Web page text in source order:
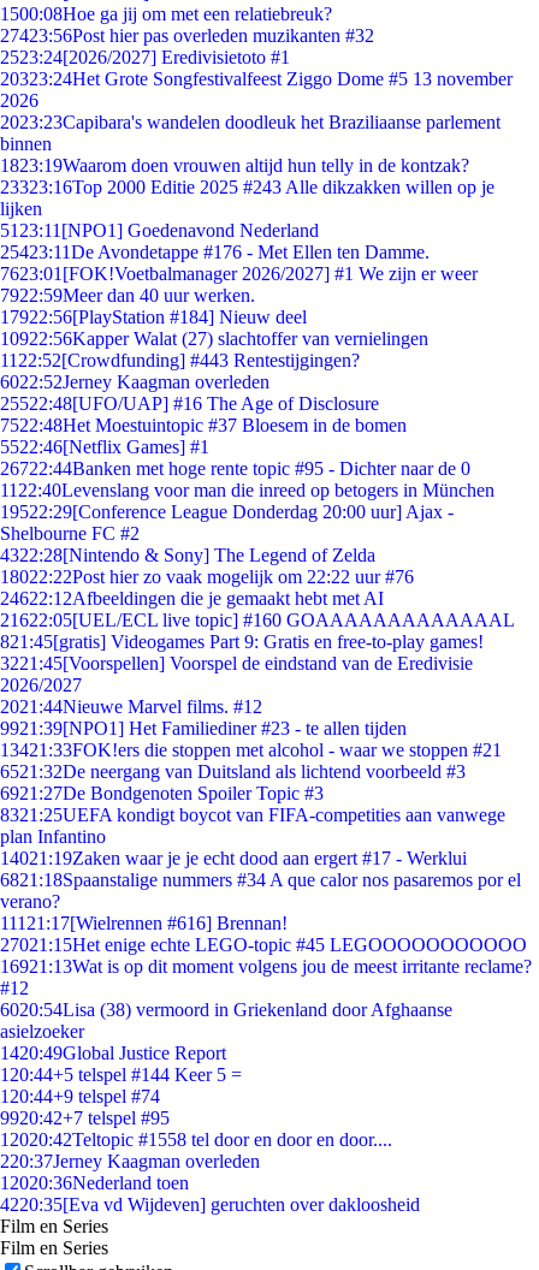
1500:08Hoe ga jij om met een relatiebreuk?
27423:56Post hier pas overleden muzikanten #32
2523:24[2026/2027] Eredivisietoto #1
20323:24Het Grote Songfestivalfeest Ziggo Dome #5 13 november
2026
2023:23Capibara's wandelen doodleuk het Braziliaanse parlement
binnen
1823:19Waarom doen vrouwen altijd hun telly in de kontzak?
23323:16Top 2000 Editie 2025 #243 Alle dikzakken willen op je
lijken
51 23:11 [NPO1] Goedenavond Nederland
25423:11De Avondetappe #176 - Met Ellen ten Damme.
7623:01 [FOK!Voetbalmanager 2026/2027] #1 We zijn er weer
7922:59Meer dan 40 uur werken.
17922:56[PlayStation #184] Nieuw deel
10922:56Kapper Walat (27) slachtoffer van vernielingen
11 22:52[Crowdfunding] #443 Rentestijgingen?
6022:52Jerney Kaagman overleden
25522:48[UFO/UAP] #16 The Age of Disclosure
7522:48Het Moestuintopic #37 Bloesem in de bomen
5522:46[Netflix Games] #1
26722:44Banken met hoge rente topic #95 - Dichter naar de 0
11 22:40Levenslang voor man die inreed op betogers in München
19522:29[Conference League Donderdag 20:00 uur] Ajax -
Shelbourne FC #2
4322:28[Nintendo & Sony] The Legend of Zelda
18022:22Post hier zo vaak mogelijk om 22:22 uur #76
24622:12Afbeeldingen die je gemaakt hebt met AI
21622:05[UEL/ECL live topic] #160 GOAAAAAAAAAAAAAL
821:45[gratis] Videogames Part 9: Gratis en free-to-play games!
3221:45[Voorspellen] Voorspel de eindstand van de Eredivisie
2026/2027
2021:44Nieuwe Marvel films. #12
9921:39[NPO1] Het Familiediner #23 - te allen tijden
13421:33FOK!ers die stoppen met alcohol - waar we stoppen #21
6521:32De neergang van Duitsland als lichtend voorbeeld #3
6921:27De Bondgenoten Spoiler Topic #3
8321:25UEFA kondigt boycot van FIFA-competities aan vanwege
plan Infantino
14021:19Zaken waar je je echt dood aan ergert #17 - Werklui
6821:18Spaanstalige nummers #34 A que calor nos pasaremos por el
verano?
111 21:17[Wielrennen #616] Brennan!
27021:15Het enige echte LEGO-topic #45 LEGOOOOOOOOOOO
16921:13Wat is op dit moment volgens jou de meest irritante reclame?
#12
6020:54Lisa (38) vermoord in Griekenland door Afghaanse
asielzoeker
1420:49Global Justice Report
1 20:44+5 telspel #144 Keer 5 =
1 20:44+9 telspel #74
9920:42+7 telspel #95
12020:42Teltopic #1558 tel door en door en door....
220:37Jerney Kaagman overleden
12020:36Nederland toen
4220:35[Eva vd Wijdeven] geruchten over dakloosheid
Film en Series
Film en Series